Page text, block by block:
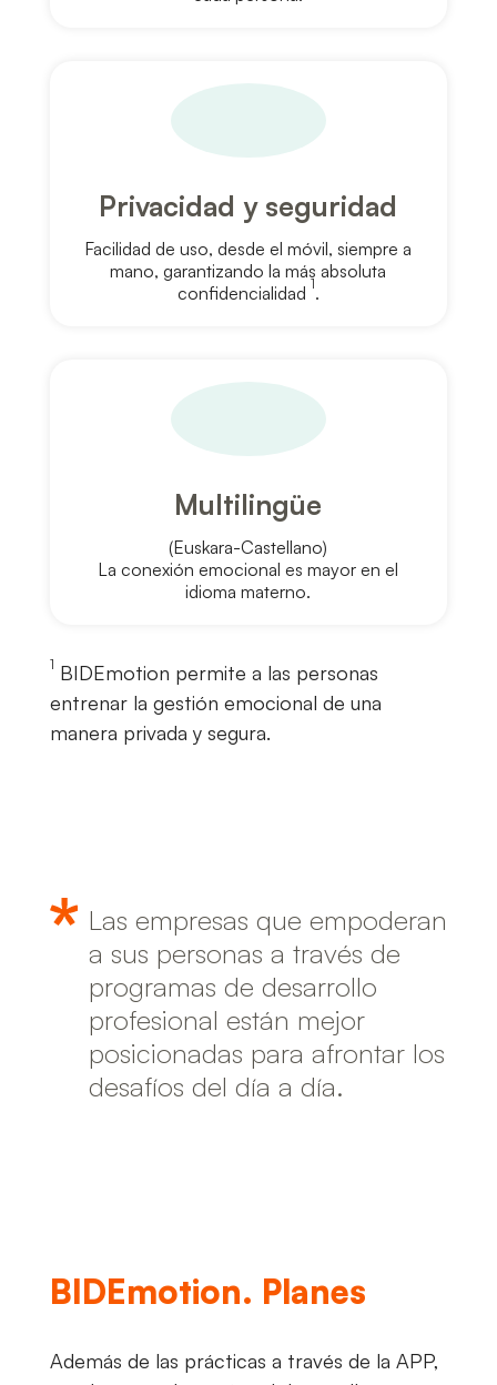
Privacidad y seguridad
Facilidad de uso, desde el móvil, siempre a
mano, garantizando la más absoluta
confidencialidad 1.
Multilingüe
(Euskara-Castellano)
La conexión emocional es mayor en el
idioma materno.
1 BIDEmotion permite a las personas
entrenar la gestión emocional de una
manera privada y segura.
Las empresas que empoderan
a sus personas a través de
programas de desarrollo
profesional están mejor
posicionadas para afrontar los
desafíos del día a día.
BIDEmotion. Planes
Además de las prácticas a través de la APP,